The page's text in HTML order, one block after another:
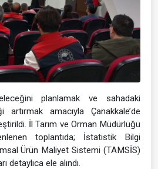
planlamak ve sahadaki
artırmak amacıyla Çanakkale’de
İl Tarım ve Orman Müdürlüğü
toplantıda; İstatistik Bilgi
Ürün Maliyet Sistemi (TAMSİS)
detaylıca ele alındı.